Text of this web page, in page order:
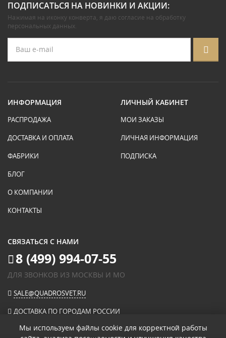
ПОДПИСАТЬСЯ НА НОВИНКИ И АКЦИИ:
Нажимая на иконку конверта, я даю согласие на обработку
персональных данных.
ИНФОРМАЦИЯ
РАСПРОДАЖА
ДОСТАВКА И ОПЛАТА
ФАБРИКИ
БЛОГ
О КОМПАНИИ
КОНТАКТЫ
ЛИЧНЫЙ КАБИНЕТ
МОИ ЗАКАЗЫ
ЛИЧНАЯ ИНФОРМАЦИЯ
ПОДПИСКА
СВЯЗАТЬСЯ С НАМИ
8 (499) 994-07-55
ДЛЯ ЗВОНКОВ ИЗ МОСКВЫ И МО
SALE@QUADROSVET.RU
ДОСТАВКА ПО ГОРОДАМ РОССИИ
Мы используем файлы cookie для корректной работы